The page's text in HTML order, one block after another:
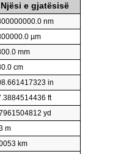
Njësi e gjatësisë
nm
µm
mm
cm
in
ft
yd
m
km